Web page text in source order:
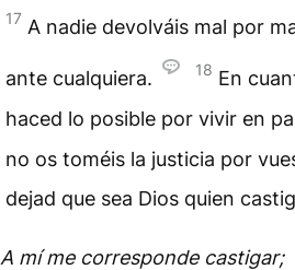
17 A nadie devolváis mal por
ante cualquiera. 18 En
haced lo posible por vivir en
no os toméis la justicia por
dejad que sea Dios quien
A mí me corresponde castigar;